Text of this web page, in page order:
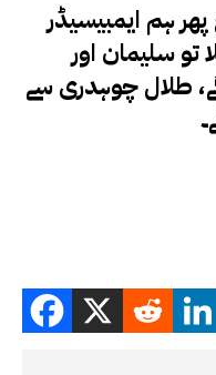
پھر ہم ایمبیسیڈر
تو سلیمان اور
طلال چوہدری سے